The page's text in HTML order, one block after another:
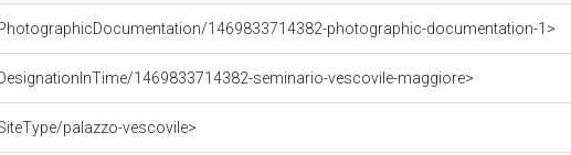
1469833714382-photographic-documentation-1>
1469833714382-seminario-vescovile-maggiore>
palazzo-vescovile>